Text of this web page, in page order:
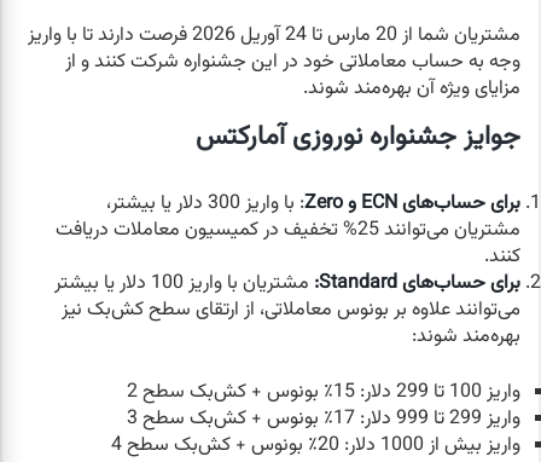
مشتریان شما از 20 مارس تا 24 آوریل 2026 فرصت دارند تا با واریز
وجه به حساب معاملاتی خود در این جشنواره شرکت کنند و از
مزایای ویژه آن بهره‌مند شوند.
جوایز جشنواره نوروزی آمارکتس
برای حساب‌های ECN و Zero
: با واریز 300 دلار یا بیشتر،
مشتریان می‌توانند 25% تخفیف در کمیسیون معاملات دریافت
کنند.
برای حساب‌های Standard:
مشتریان با واریز 100 دلار یا بیشتر
می‌توانند علاوه بر بونوس معاملاتی، از ارتقای سطح کش‌بک نیز
بهره‌مند شوند:
واریز 100 تا 299 دلار: 15٪ بونوس + کش‌بک سطح 2
واریز 299 تا 999 دلار: 17٪ بونوس + کش‌بک سطح 3
واریز بیش از 1000 دلار: 20٪ بونوس + کش‌بک سطح 4